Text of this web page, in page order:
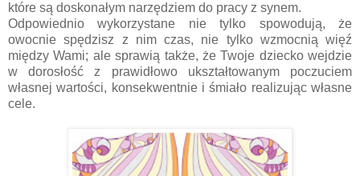
które są doskonałym narzędziem do pracy z synem.
Odpowiednio wykorzystane nie tylko spowodują, że
owocnie spędzisz z nim czas, nie tylko wzmocnią więź
między Wami; ale sprawią także, że Twoje dziecko wejdzie
w dorosłość z prawidłowo ukształtowanym poczuciem
własnej wartości, konsekwentnie i śmiało realizując własne
cele.